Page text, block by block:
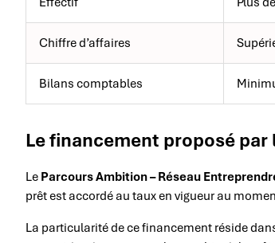
Chiffre d’affaires
Bilans comptables
Le financement proposé
Le Parcours Ambition – Réseau
prêt est accordé au taux en vigueur au
La particularité de ce financement réside